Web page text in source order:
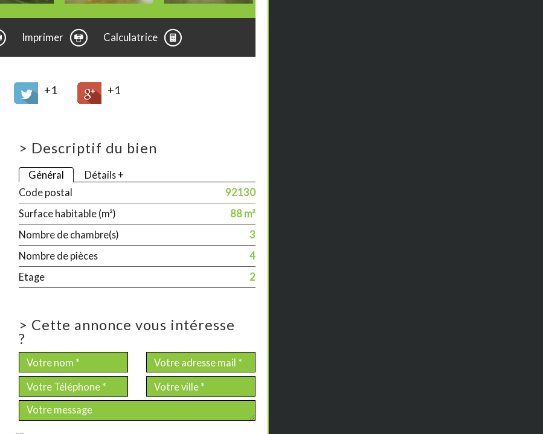
Imprimer Calculatrice
+1 +1
> Descriptif du bien
Général
Détails +
Code postal
92130
Surface habitable (m²)
88 m²
Nombre de chambre(s)
3
Nombre de pièces
4
Etage
2
> Cette annonce vous intéresse
?